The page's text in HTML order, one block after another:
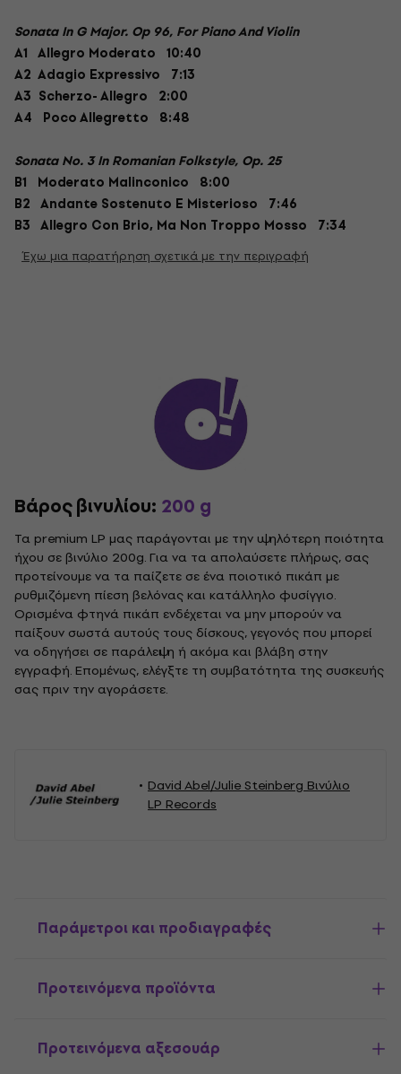
Sonata In G Major. Op 96, For Piano And Violin
A1 Allegro Moderato 10:40
A2 Adagio Expressivo 7:13
A3 Scherzo- Allegro 2:00
A4 Poco Allegretto 8:48
Sonata No. 3 In Romanian Folkstyle, Op. 25
B1 Moderato Malinconico 8:00
B2 Andante Sostenuto E Misterioso 7:46
B3 Allegro Con Brio, Ma Non Troppo Mosso 7:34
Έχω μια παρατήρηση σχετικά με την περιγραφή
Βάρος βινυλίου: 200 g
Τα premium LP μας παράγονται με την υψηλότερη ποιότητα
ήχου σε βινύλιο 200g. Για να τα απολαύσετε πλήρως, σας
προτείνουμε να τα παίζετε σε ένα ποιοτικό πικάπ με
ρυθμιζόμενη πίεση βελόνας και κατάλληλο φυσίγγιο.
Ορισμένα φτηνά πικάπ ενδέχεται να μην μπορούν να
παίξουν σωστά αυτούς τους δίσκους, γεγονός που μπορεί
να οδηγήσει σε παράλειψη ή ακόμα και βλάβη στην
εγγραφή. Επομένως, ελέγξτε τη συμβατότητα της συσκευής
σας πριν την αγοράσετε.
David Abel/Julie Steinberg Βινύλιο
LP Records
Παράμετροι και προδιαγραφές
Προτεινόμενα προϊόντα
Προτεινόμενα αξεσουάρ